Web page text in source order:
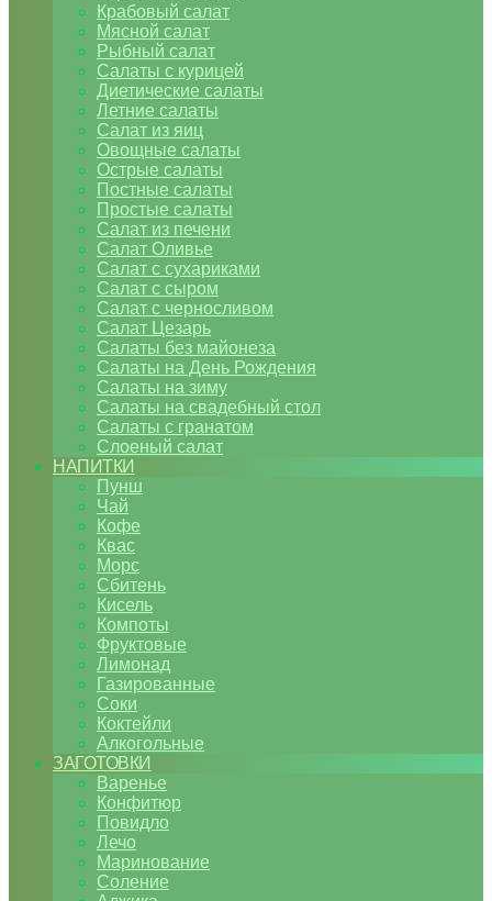
Крабовый салат
Мясной салат
Рыбный салат
Салаты с курицей
Диетические салаты
Летние салаты
Салат из яиц
Овощные салаты
Острые салаты
Постные салаты
Простые салаты
Салат из печени
Салат Оливье
Салат с сухариками
Салат с сыром
Салат с черносливом
Салат Цезарь
Салаты без майонеза
Салаты на День Рождения
Салаты на зиму
Салаты на свадебный стол
Салаты с гранатом
Слоеный салат
НАПИТКИ
Пунш
Чай
Кофе
Квас
Морс
Сбитень
Кисель
Компоты
Фруктовые
Лимонад
Газированные
Соки
Коктейли
Алкогольные
ЗАГОТОВКИ
Варенье
Конфитюр
Повидло
Лечо
Маринование
Соление